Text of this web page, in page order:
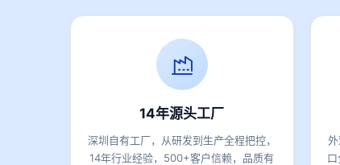
14年源头工厂
深圳自有工厂，从研发到生产全程把控，
14年行业经验，500+客户信赖，品质有